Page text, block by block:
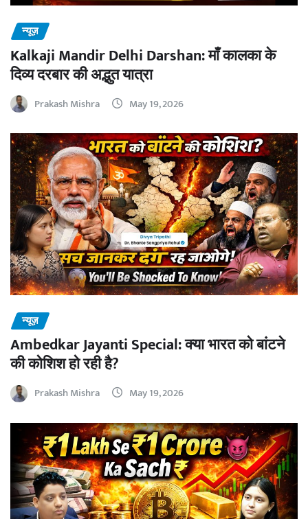
न्यूज़
Kalkaji Mandir Delhi Darshan: माँ कालका के
दिव्य दरबार की अद्भुत यात्रा
Prakash Mishra May 19, 2026
न्यूज़
Ambedkar Jayanti Special: क्या भारत को बांटने
की कोशिश हो रही है?
Prakash Mishra May 19, 2026